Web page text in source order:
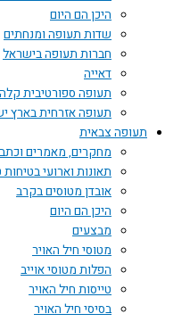
היכן הם היום
שדות תעופה ומנחתים
חברות תעופה בישראל
דאייה
תעופה ספורטיבית קלה
תעופה אזרחית בארץ
תעופה צבאית
מחקרים, מאמרים
תאונות וארועי
אובדן מטוסים בקרב
היכן הם היום
מבצעים
מטוסי חיל האויר
הפלות מטוסי אוייב
טייסות חיל האויר
בסיסי חיל האויר